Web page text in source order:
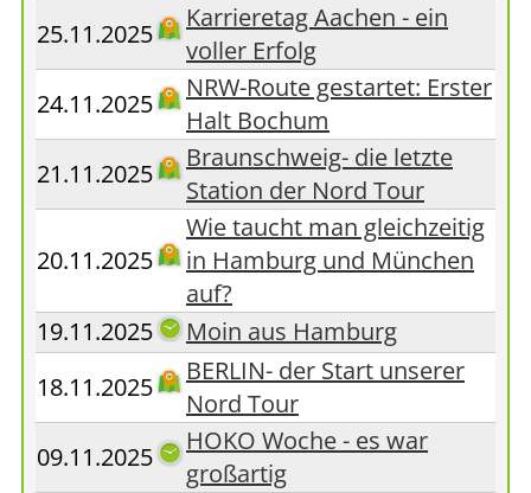
25.11.2025
Karrieretag Aachen - ein
voller Erfolg
24.11.2025
NRW-Route gestartet: Erster
Halt Bochum
21.11.2025
Braunschweig- die letzte
Station der Nord Tour
20.11.2025
Wie taucht man gleichzeitig
in Hamburg und München
auf?
19.11.2025
Moin aus Hamburg
18.11.2025
BERLIN- der Start unserer
Nord Tour
09.11.2025
HOKO Woche - es war
großartig